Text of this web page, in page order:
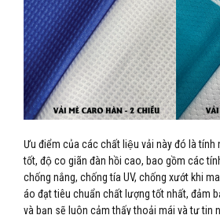
Ưu điểm của các chất liệu vải này đó là tính
tốt, độ co giãn đàn hồi cao, bao gồm các
chống nắng, chống tía UV, chống xướt khi
áo đạt tiêu chuẩn chất lượng tốt nhất, đảm
và bạn sẽ luôn cảm thấy thoải mái và tự tin